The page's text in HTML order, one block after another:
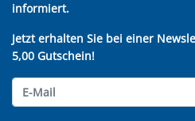
informiert.
Jetzt erhalten Sie bei einer
5,00 Gutschein!